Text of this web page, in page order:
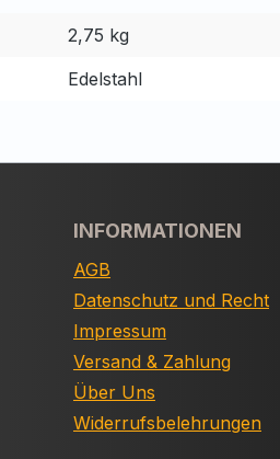
2,75 kg
Edelstahl
INFORMATIONEN
AGB
Datenschutz und Recht
Impressum
Versand & Zahlung
Über Uns
Widerrufsbelehrungen